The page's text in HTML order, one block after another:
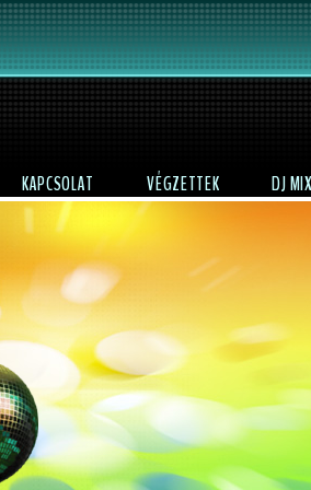
KAPCSOLAT VÉGZETTEK DJ